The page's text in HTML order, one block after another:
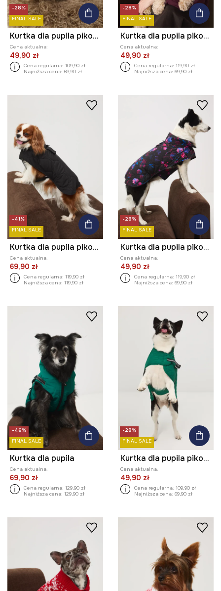
-28%
FINAL SALE
Kurtka dla pupila pikowana
Cena aktualna:
49,90 zł
Cena regularna: 109,90 zł
Najniższa cena: 69,90 zł
-28%
FINAL SALE
Kurtka dla pupila pikowana
Cena aktualna:
49,90 zł
Cena regularna: 119,90 zł
Najniższa cena: 69,90 zł
-41%
FINAL SALE
Kurtka dla pupila pikowana
Cena aktualna:
69,90 zł
Cena regularna: 119,90 zł
Najniższa cena: 119,90 zł
-28%
FINAL SALE
Kurtka dla pupila pikowana
Cena aktualna:
49,90 zł
Cena regularna: 119,90 zł
Najniższa cena: 69,90 zł
-46%
FINAL SALE
Kurtka dla pupila
Cena aktualna:
69,90 zł
Cena regularna: 129,90 zł
Najniższa cena: 129,90 zł
-28%
FINAL SALE
Kurtka dla pupila pikowana
Cena aktualna:
49,90 zł
Cena regularna: 109,90 zł
Najniższa cena: 69,90 zł